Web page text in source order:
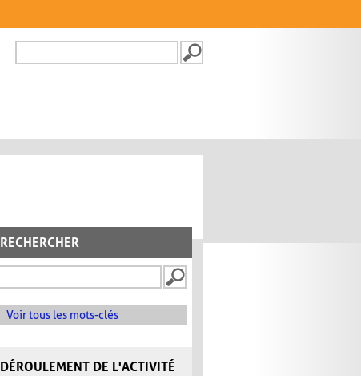
FORMULAIRE DE
RECHERCHER
Voir tous les mots-clés
DÉROULEMENT DE L'ACTIVITÉ